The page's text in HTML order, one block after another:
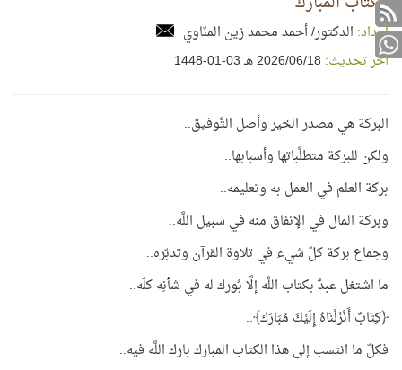
إعداد: الدكتور/ أحمد محمد زين المنّاوي
آخر تحديث: 18‏/06‏/2026 هـ 03-01-1448
البركة هي مصدر الخير وأصل التَّوفيق..
ولكن للبركة متطلَّباتها وأسبابها..
بركة العلم في العمل به وتعليمه..
وبركة المال في الإنفاق منه في سبيل اللَّه..
وجماع بركة كلّ شيء في تلاوة القرآن وتدبّره..
ما اشتغل عبدٌ بكتاب اللَّه إلَّا بُورك له في شأنِه كلّه..
﴿كِتَابٌ أَنْزَلْنَاهُ إِلَيْكَ مُبَارَك﴾..
فكلّ ما انتسب إلى هذا الكتاب المبارك بارك اللَّه فيه..